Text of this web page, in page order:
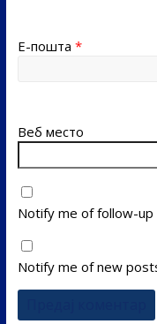
Е-пошта *
Веб место
Notify me of follow-up
Notify me of new